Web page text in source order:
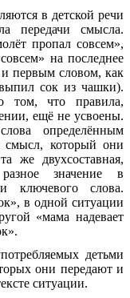
в детской речи
передачи смысла.
пропал совсем»,
на последнее
и первым словом, как
сок из чашки).
том, что правила,
ещё не усвоены.
определённым
смысл, который они
же двухсоставная,
значение в
ключевого слова.
в одной ситуации
«мама надевает
детьми
они передают и
ситуации.